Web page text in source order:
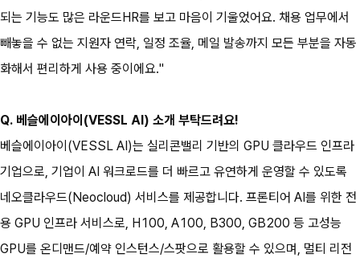
되는 기능도 많은 라운드HR를 보고 마음이 기울었어요. 채용 업무에서
빼놓을 수 없는 지원자 연락, 일정 조율, 메일 발송까지 모든 부분을 자동
화해서 편리하게 사용 중이에요."
Q. 베슬에이아이(VESSL AI) 소개 부탁드려요!
베슬에이아이(VESSL AI)는 실리콘밸리 기반의 GPU 클라우드 인프라
기업으로, 기업이 AI 워크로드를 더 빠르고 유연하게 운영할 수 있도록
네오클라우드(Neocloud) 서비스를 제공합니다. 프론티어 AI를 위한 전
용 GPU 인프라 서비스로, H100, A100, B300, GB200 등 고성능
GPU를 온디맨드/예약 인스턴스/스팟으로 활용할 수 있으며, 멀티 리전